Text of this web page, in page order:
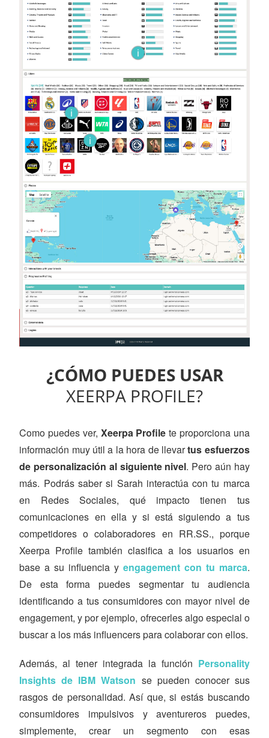
i
i
i
¿CÓMO PUEDES USAR
XEERPA PROFILE?
Como puedes ver, Xeerpa Profile te proporciona una
información muy útil a la hora de llevartus esfuerzos
de personalización al siguiente nivel. Pero aún hay
más. Podrás saber si Sarah interactúa con tu marca
en Redes Sociales, qué impacto tienen tus
comunicaciones en ella y si está siguiendo a tus
competidores o colaboradores en RR.SS., porque
Xeerpa Profile también clasifica a los usuarios en
base a su influencia y engagement con tu marca.
De esta forma puedes segmentar tu audiencia
identificando a tus consumidores con mayor nivel de
engagement, y por ejemplo, ofrecerles algo especial o
buscar a los más influencers para colaborar con ellos.
Además, al tener integrada la función Personality
Insights de IBM Watson se pueden conocer sus
rasgos de personalidad. Así que, si estás buscando
consumidores impulsivos y aventureros puedes,
simplemente, crear un segmento con esas